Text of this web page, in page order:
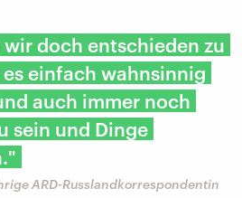
wir doch entschieden zu
einfach wahnsinnig
auch immer noch
sein und Dinge
ARD-Russlandkorrespondentin